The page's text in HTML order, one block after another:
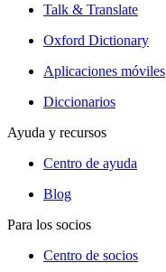
Talk & Translate
Oxford Dictionary
Aplicaciones móviles
Diccionarios
Ayuda y recursos
Centro de ayuda
Blog
Para los socios
Centro de socios